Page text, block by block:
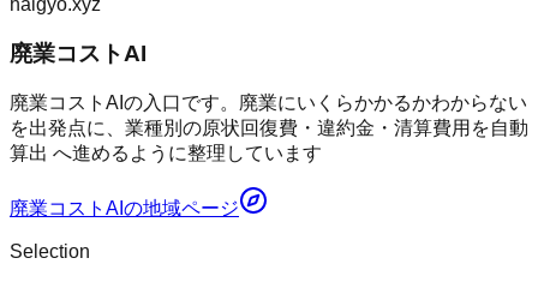
haigyo.xyz
廃業コストAI
廃業コストAIの入口です。廃業にいくらかかるかわからない
を出発点に、業種別の原状回復費・違約金・清算費用を自動
算出 へ進めるように整理しています
廃業コストAI の地域ページ
Selection